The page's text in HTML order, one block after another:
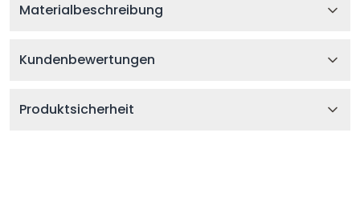
Materialbeschreibung
Kundenbewertungen
Produktsicherheit